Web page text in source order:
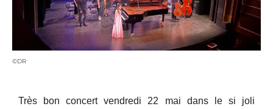
©DR
Très bon concert vendredi 22 mai dans le si joli